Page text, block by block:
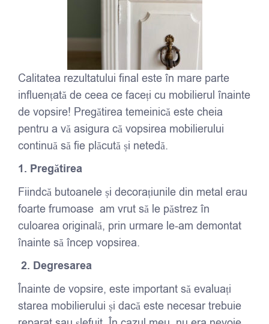
Calitatea rezultatului final este în mare parte
influențată de ceea ce faceți cu mobilierul înainte
de vopsire! Pregătirea temeinică este cheia
pentru a vă asigura că vopsirea mobilierului
continuă să fie plăcută și netedă.
1. Pregătirea
Fiindcă butoanele și decorațiunile din metal erau
foarte frumoase am vrut să le păstrez în
culoarea originală, prin urmare le-am demontat
înainte să încep vopsirea.
2. Degresarea
Înainte de vopsire, este important să evaluați
starea mobilierului și dacă este necesar trebuie